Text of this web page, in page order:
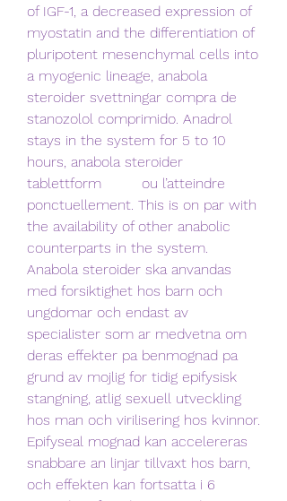
of IGF-1, a decreased expression of
myostatin and the differentiation of
pluripotent mesenchymal cells into
a myogenic lineage, anabola
steroider svettningar compra de
stanozolol comprimido. Anadrol
stays in the system for 5 to 10
hours, anabola steroider
tablettform         ou l’atteindre
ponctuellement. This is on par with
the availability of other anabolic
counterparts in the system.
Anabola steroider ska anvandas
med forsiktighet hos barn och
ungdomar och endast av
specialister som ar medvetna om
deras effekter pa benmognad pa
grund av mojlig for tidig epifysisk
stangning, atlig sexuell utveckling
hos man och virilisering hos kvinnor.
Epifyseal mognad kan accelereras
snabbare an linjar tillvaxt hos barn,
och effekten kan fortsatta i 6